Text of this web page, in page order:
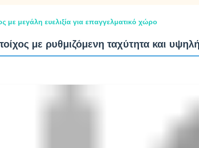
με μεγάλη ευελιξία για επαγγελματικό χώρο
με ρυθμιζόμενη ταχύτητα και υψηλή